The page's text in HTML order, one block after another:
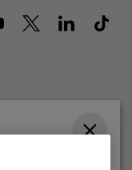
des Morgines, 12